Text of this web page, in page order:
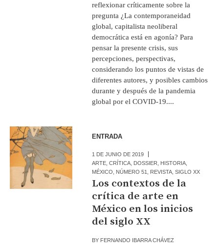
reflexionar críticamente sobre la
pregunta ¿La contemporaneidad
global, capitalista neoliberal
democrática está en agonía? Para
pensar la presente crisis, sus
percepciones, perspectivas,
considerando los puntos de vistas de
diferentes autores, y posibles cambios
durante y después de la pandemia
global por el COVID-19....
ENTRADA
1 DE JUNIO DE 2019
ARTE ,CRÍTICA DOSSIER HISTORIA
MÉXICO
NÚMERO 51 REVISTA ,SIGLO XX
Los contextos de la
crítica de arte en
México en los inicios
del siglo XX
BY FERNANDO IBARRA CHÁVEZ